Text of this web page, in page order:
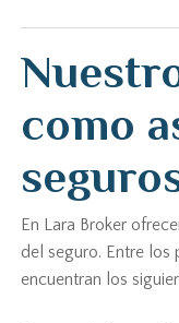
como
En Lara Broker
del seguro. Entre los
encuentran los